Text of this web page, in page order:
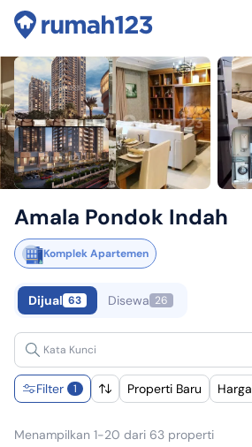
Amala Pondok Indah
Komplek Apartemen
Dijual 63 Disewa 26
Filter 1 Properti Baru Harga
Menampilkan 1-20 dari 63 properti